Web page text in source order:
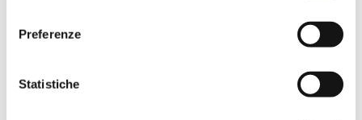
Preferenze
Statistiche